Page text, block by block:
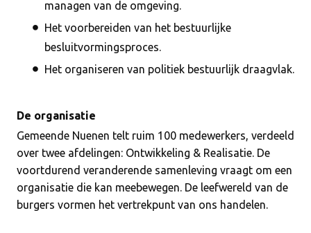
managen van de omgeving.
Het voorbereiden van het bestuurlijke
besluitvormingsproces.
Het organiseren van politiek bestuurlijk draagvlak.
De organisatie
Gemeende Nuenen telt ruim 100 medewerkers, verdeeld
over twee afdelingen: Ontwikkeling & Realisatie. De
voortdurend veranderende samenleving vraagt om een
organisatie die kan meebewegen. De leefwereld van de
burgers vormen het vertrekpunt van ons handelen.